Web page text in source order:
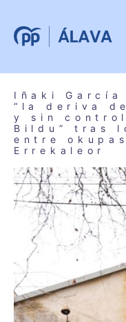
Iñaki García
“la deriva
y sin control
Bildu” tras
entre okupas
Errekaleor